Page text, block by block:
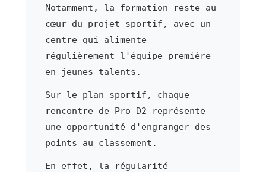
Notamment, la formation reste au
cœur du projet sportif, avec un
centre qui alimente
régulièrement l'équipe première
en jeunes talents.
Sur le plan sportif, chaque
rencontre de Pro D2 représente
une opportunité d'engranger des
points au classement.
En effet, la régularité